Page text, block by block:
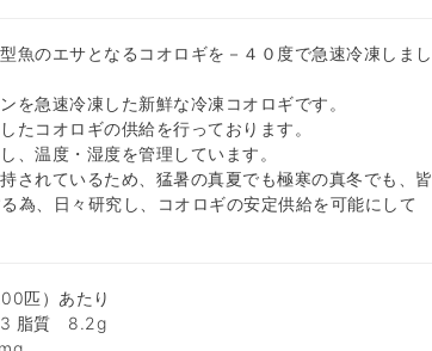
魚のエサとなるコオロギを－４０度で急速冷凍しまし
急速冷凍した新鮮な冷凍コオロギです。
コオロギの供給を行っております。
、温度・湿度を管理しています。
されているため、猛暑の真夏でも極寒の真冬でも、皆
為、日々研究し、コオロギの安定供給を可能にして
匹）あたり
脂質 8.2g